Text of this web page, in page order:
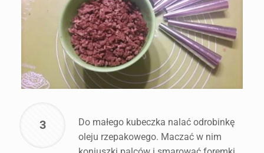
3
Do małego kubeczka nalać odrobinkę
oleju rzepakowego. Maczać w nim